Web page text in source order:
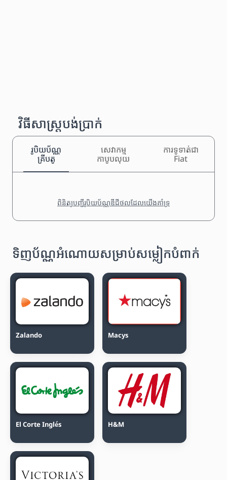
វិធីសាស្រ្តបង់ប្រាក់
រូបិយប័ណ្ណ
គ្រីបតូ
សេវាកម្ម
កាបូបលុយ
ការទូទាត់ជា
Fiat
ពិនិត្យបញ្ជីរូបិយប័ណ្ណឌីជីថលដែលយើងគាំទ្រ
ទិញប័ណ្ណអំណោយសម្រាប់សម្លៀកបំពាក់
Zalando Macys
El Corte Inglés H&M